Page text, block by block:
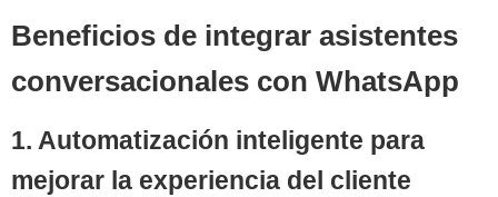
Beneficios de integrar asistentes
conversacionales con WhatsApp
1. Automatización inteligente para
mejorar la experiencia del cliente